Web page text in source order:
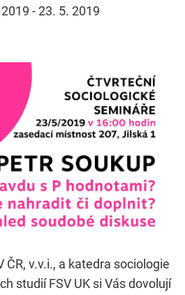
- 23. 5. 2019
ČR, v.v.i., a katedra sociologie
studií FSV UK si Vás dovolují